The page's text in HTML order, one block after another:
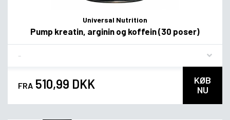
Universal Nutrition
Pump kreatin, arginin og koffein (30 poser)
FRA 510,99 DKK
KØB
NU